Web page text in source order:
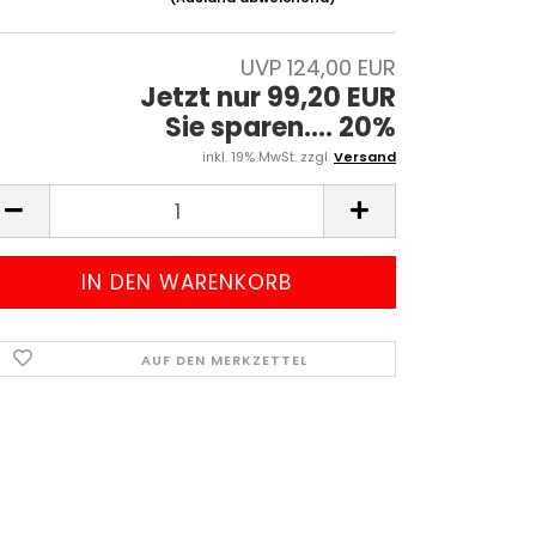
UVP 124,00 EUR
Jetzt nur 99,20 EUR
Sie sparen.... 20%
inkl. 19% MwSt. zzgl.Versand
AUF DEN MERKZETTEL